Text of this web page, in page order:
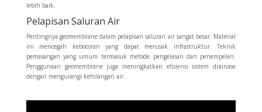
lebih baik.
Pelapisan Saluran Air
Pentingnya geomembrane dalam pelapisan saluran air sangat besar. Material
ini mencegah kebocoran yang dapat merusak infrastruktur. Teknik
pemasangan yang umum termasuk metode pengelasan dan penempelan.
Penggunaan geomembrane juga meningkatkan efisiensi sistem drainase
dengan mengurangi kehilangan air.